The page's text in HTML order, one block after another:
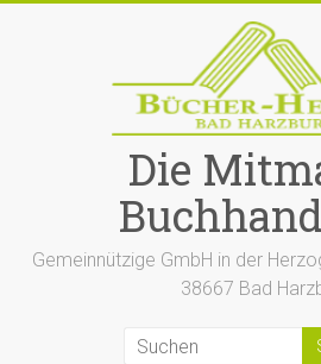
Die
Gemeinnützige GmbH in der
38667 Bad